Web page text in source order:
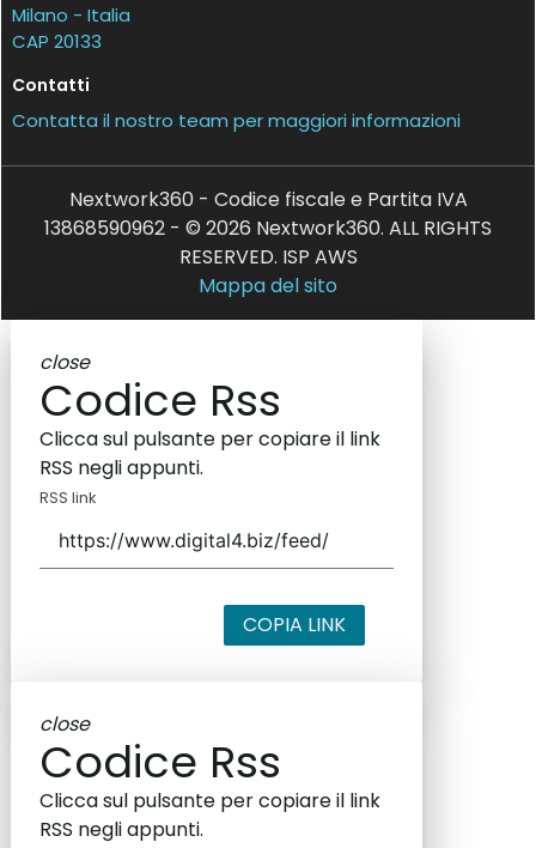
Milano - Italia
CAP 20133
Contatti
Contatta il nostro team per maggiori informazioni
Nextwork360 - Codice fiscale e Partita IVA
13868590962 - © 2026 Nextwork360. ALL RIGHTS
RESERVED. ISP AWS
Mappa del sito
close
Codice Rss
Clicca sul pulsante per copiare il link
RSS negli appunti.
RSS link
COPIA LINK
close
Codice Rss
Clicca sul pulsante per copiare il link
RSS negli appunti.